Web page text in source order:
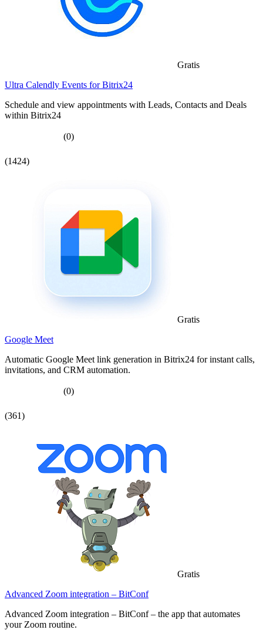
Gratis
Ultra Calendly Events for Bitrix24
Schedule and view appointments with Leads, Contacts and Deals
within Bitrix24
(0)
(1424)
Gratis
Google Meet
Automatic Google Meet link generation in Bitrix24 for instant calls,
invitations, and CRM automation.
(0)
(361)
Gratis
Advanced Zoom integration – BitConf
Advanced Zoom integration – BitConf – the app that automates
your Zoom routine.